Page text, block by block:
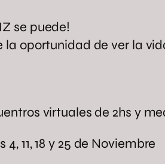
se puede!
la oportunidad de ver la
virtuales de 2hs y
11, 18 y 25 de Noviembre